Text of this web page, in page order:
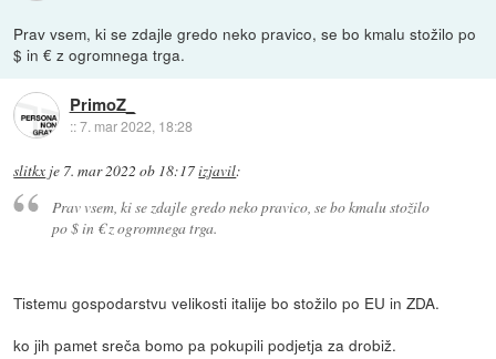
Prav vsem, ki se zdajle gredo neko pravico, se bo kmalu stožilo po
$ in € z ogromnega trga.
PrimoZ_
::7. mar 2022, 18:28
slitkx je 7. mar 2022 ob 18:17izjavil:
Prav vsem, ki se zdajle gredo neko pravico, se bo kmalu stožilo
po $ in € z ogromnega trga.
Tistemu gospodarstvu velikosti italije bo stožilo po EU in ZDA.
ko jih pamet sreča bomo pa pokupili podjetja za drobiž.